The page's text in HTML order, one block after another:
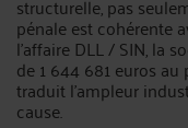
structurelle, pas
pénale est cohérente
l’affaire DLL / SIN, la
de 1 644 681 euros
traduit l’ampleur
cause.